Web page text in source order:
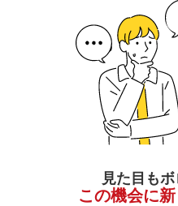
見た目も
この機会に